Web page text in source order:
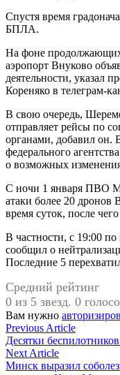
Спустя время
БПЛА.
На фоне
аэропорт Внуково
деятельности, указал
Кореняко в телеграм-
В свою очередь,
отправляет рейсы по
органами, добавил он.
федерального
о возможных
С ночи 1 января ПВО
атаки более 20
время суток, после
В частности, с 19:00
сообщил о
Последние 5
Средний рейтинг
0 из 5 звезд. 0
Вам нужно
Навигация
по
записям
Previous ArticlePrevious
article:
Десятки
Next ArticleNext
article:
Минск выразил